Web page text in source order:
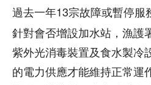
過去一年13宗故障或暫停服
針對會否增設加水站，漁護
紫外光消毒裝置及食水製冷
的電力供應才能維持正常運